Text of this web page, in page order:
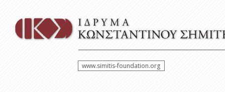
www.simitis-foundation.org